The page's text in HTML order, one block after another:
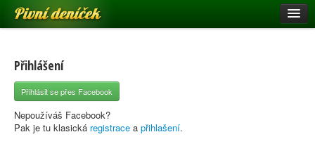
Pivní deníček
Pivní mapa
Pivní značky
Nápověda
Přihlášení
Přihlásit se přes Facebook
Nepoužíváš Facebook?
Pak je tu klasická registrace a přihlašení.